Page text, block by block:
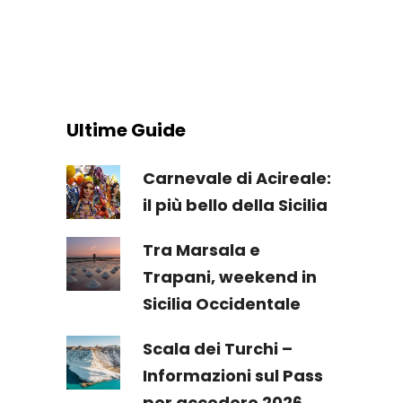
Ultime Guide
Carnevale di Acireale:
il più bello della Sicilia
Tra Marsala e
Trapani, weekend in
Sicilia Occidentale
Scala dei Turchi –
Informazioni sul Pass